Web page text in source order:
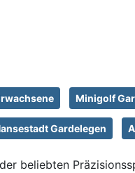
Minigolf
Gardelegen
beliebten